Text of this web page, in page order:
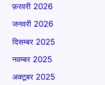
फ़रवरी 2026
जनवरी 2026
दिसम्बर 2025
नवम्बर 2025
अक्टूबर 2025